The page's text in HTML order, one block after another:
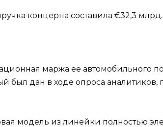
концерна составила €32,3 млрд.
маржа ее автомобильного
был дан в ходе опроса
модель из линейки полностью